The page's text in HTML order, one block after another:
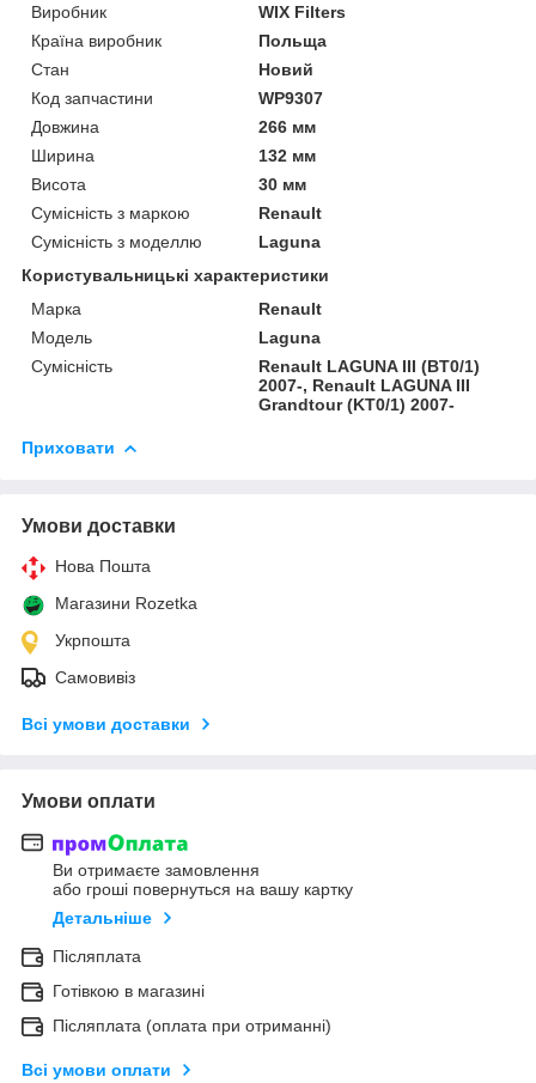
Виробник
WIX Filters
Країна виробник
Польща
Стан
Новий
Код запчастини
WP9307
Довжина
266 мм
Ширина
132 мм
Висота
30 мм
Сумісність з маркою
Renault
Сумісність з моделлю
Laguna
Користувальницькі характеристики
Марка
Renault
Модель
Laguna
Сумісність
Renault LAGUNA III (BT0/1)
2007-, Renault LAGUNA III
Grandtour (KT0/1) 2007-
Приховати
Умови доставки
Нова Пошта
Магазини Rozetka
Укрпошта
Самовивіз
Всі умови доставки
Умови оплати
Ви отримаєте замовлення
або гроші повернуться на вашу картку
Детальніше
Післяплата
Готівкою в магазині
Післяплата (оплата при отриманні)
Всі умови оплати